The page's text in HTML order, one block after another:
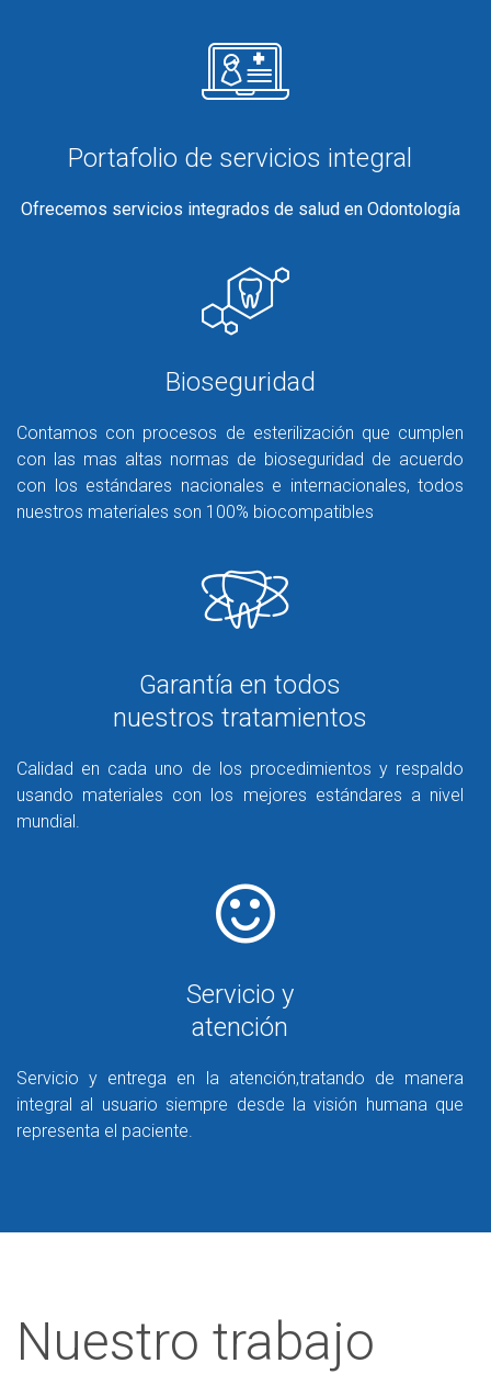
Portafolio de servicios integral
Ofrecemos servicios integrados de salud en Odontología
Bioseguridad
Contamos con procesos de esterilización que cumplen
con las mas altas normas de bioseguridad de acuerdo
con los estándares nacionales e internacionales, todos
nuestros materiales son 100% biocompatibles
Garantía en todos
nuestros tratamientos
Calidad en cada uno de los procedimientos y respaldo
usando materiales con los mejores estándares a nivel
mundial.
Servicio y
atención
Servicio y entrega en la atención,tratando de manera
integral al usuario siempre desde la visión humana que
representa el paciente.
Nuestro trabajo